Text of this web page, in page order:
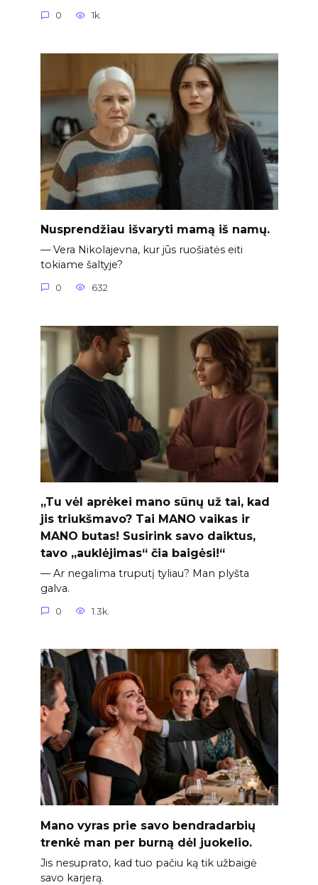
0 1k.
Nusprendžiau išvaryti mamą iš namų.
— Vera Nikolajevna, kur jūs ruošiatės eiti
tokiame šaltyje?
0 632
„Tu vėl aprėkei mano sūnų už tai, kad
jis triukšmavo? Tai MANO vaikas ir
MANO butas! Susirink savo daiktus,
tavo „auklėjimas“ čia baigėsi!“
— Ar negalima truputį tyliau? Man plyšta
galva.
0 1.3k.
Mano vyras prie savo bendradarbių
trenkė man per burną dėl juokelio.
Jis nesuprato, kad tuo pačiu ką tik užbaigė
savo karjerą.